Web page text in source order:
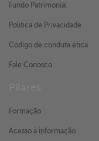
Fundo Patrimonial
Política de Privacidade
Código de conduta ética
Fale Conosco
Formação
Acesso à informação